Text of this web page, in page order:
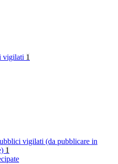
vigilati 1
vigilati (da pubblicare in
1